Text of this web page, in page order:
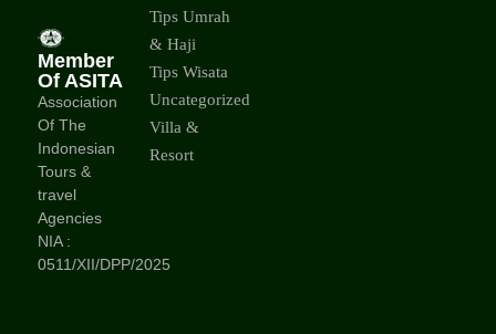
Member
Of ASITA
Association
Of The
Indonesian
Tours &
travel
Agencies
NIA :
0511/XII/DPP/2025
Tips Umrah
& Haji
Tips Wisata
Uncategorized
Villa &
Resort